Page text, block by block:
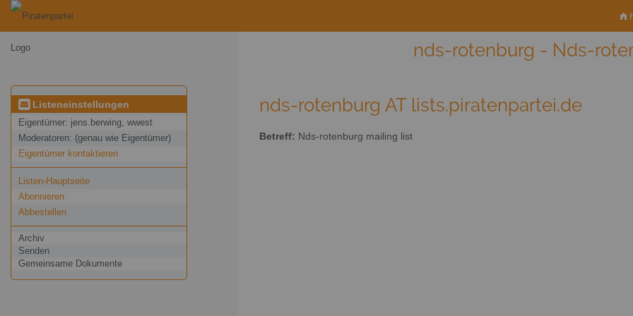
nds-rotenburg - Nds-
Listeneinstellungen
Eigentümer: jens.berwing, wwest
Moderatoren: (genau wie Eigentümer)
Eigentümer kontaktieren
Listen-Hauptseite
Abonnieren
Abbestellen
Archiv
Senden
Gemeinsame Dokumente
nds-rotenburg AT lists.piratenpartei.de
Betreff: Nds-rotenburg mailing list